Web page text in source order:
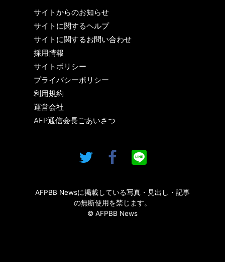
サイトからのお知らせ
サイトに関するヘルプ
サイトに関するお問い合わせ
採用情報
サイトポリシー
プライバシーポリシー
利用規約
運営会社
AFP通信会長ごあいさつ
AFPBB Newsに掲載している写真・見出し・記事
の無断使用を禁じます。
© AFPBB News